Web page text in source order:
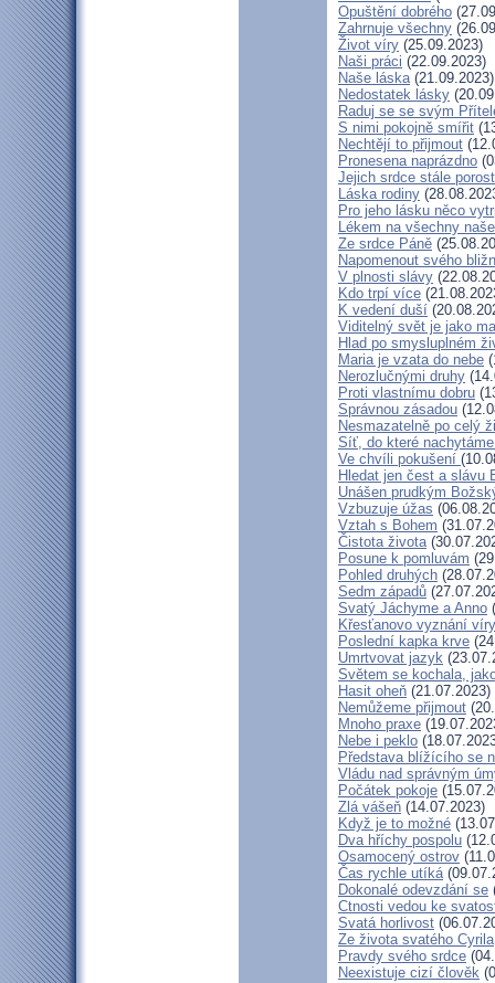
Opuštění dobrého
Zahrnuje všechny
Život víry (25.09.2023)
Naši práci (22.09.2023)
Naše láska(21.09.2023)
Nedostatek lásky
Raduj se se svým
S nimi pokojně smířit
Nechtějí to přijmout
Pronesena naprázdno
Jejich srdce stále
Láska rodiny
Pro jeho lásku něco
Lékem na všechny
Ze srdce Páně
Napomenout svého
V plnosti slávy
Kdo trpí více
K vedení duší
Viditelný svět je jako
Hlad po smysluplném
Maria je vzata do nebe
Nerozlučnými druhy
Proti vlastnímu dobru
Správnou zásadou
Nesmazatelně po celý
Síť, do které
Ve chvíli pokušení
Hledat jen čest a slávu
Unášen prudkým
Vzbuzuje úžas
Vztah s Bohem
Čistota života
Posune k pomluvám
Pohled druhých
Sedm západů
Svatý Jáchyme a Anno
Křesťanovo vyznání
Poslední kapka krve
Umrtvovat jazyk
Světem se kochala,
Hasit oheň (21.07.2023)
Nemůžeme přijmout
Mnoho praxe
Nebe i peklo
Představa blížícího se
Vládu nad správným
Počátek pokoje
Zlá vášeň (14.07.2023)
Když je to možné
Dva hříchy pospolu
Osamocený ostrov
Čas rychle utíká
Dokonalé odevzdání se
Ctnosti vedou ke
Svatá horlivost
Ze života svatého Cyrila
Pravdy svého srdce
Neexistuje cizí člověk